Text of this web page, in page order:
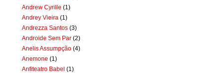
Andrew Cyrille (1)
Andrey Vieira (1)
Andrezza Santos (3)
Androide Sem Par (2)
Anelis Assumpção (4)
Anemone (1)
Anfiteatro Babel (1)